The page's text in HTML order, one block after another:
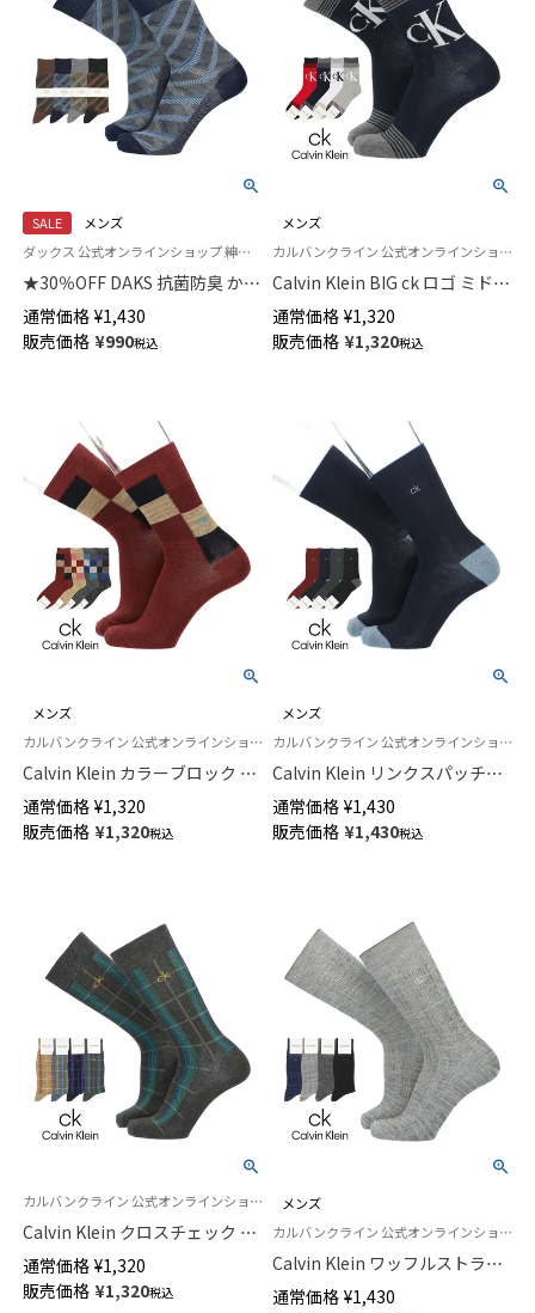
SALE
メンズ
ダックス 公式オンラインショップ 紳士 靴下
★30％OFF DAKS 抗菌防臭 かか
としっかりホールド City Check
クルー丈 メンズ カジュアル ソ
ックス 02512673
通常価格 ¥1,430
販売価格 ¥990税込
メンズ
カルバンクライン 公式オンラインショップ 紳士 靴下 男性
Calvin Klein BIG ck ロゴ ミドル
丈 カジュアル ソックス メンズ
02542275
通常価格 ¥1,320
販売価格 ¥1,320税込
メンズ
カルバンクライン 公式オンラインショップ 紳士 靴下 男性
Calvin Klein カラーブロック ミ
ドル丈 カジュアル ソックス メ
ンズ 02542274
通常価格 ¥1,320
販売価格 ¥1,320税込
メンズ
カルバンクライン 公式オンラインショップ 紳士 靴下 男性
Calvin Klein リンクスパッチワ
ーク ミドル丈 カジュアル ソッ
クス メンズ 02542273
通常価格 ¥1,430
販売価格 ¥1,430税込
カルバンクライン 公式オンラインショップ 紳士 靴下
Calvin Klein クロスチェック ク
ルー丈 カジュアル ソックス メ
ンズ 02542272
通常価格 ¥1,320
販売価格 ¥1,320税込
メンズ
カルバンクライン 公式オンラインショップ 紳士 靴下
Calvin Klein ワッフルストライ
プ ck刺繍 クルー丈 カジュアル
ソックス メンズ 02542271
通常価格 ¥1,430